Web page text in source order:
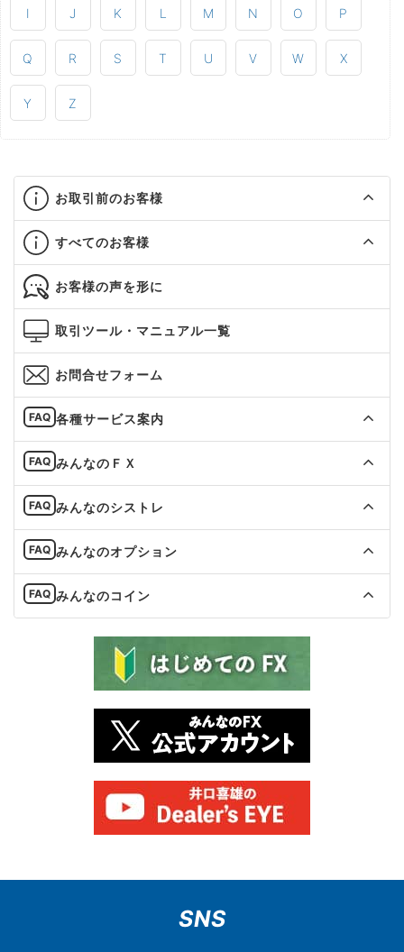
I J K L M N O P
Q R S T U V W X
Y Z
お取引前のお客様
すべてのお客様
お客様の声を形に
取引ツール・マニュアル一覧
お問合せフォーム
各種サービス案内
みんなのＦＸ
みんなのシストレ
みんなのオプション
みんなのコイン
SNS